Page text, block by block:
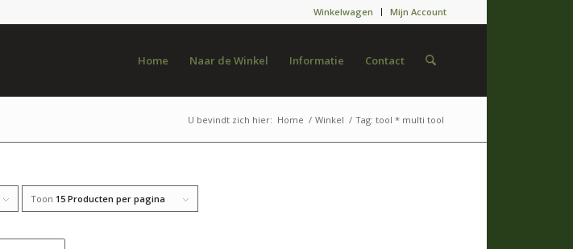
Winkelwagen Mijn Account
Home Naar de Winkel Informatie Contact
U bevindt zich hier: Home / Winkel / Tag: tool * multi tool
Toon 15 Producten per pagina